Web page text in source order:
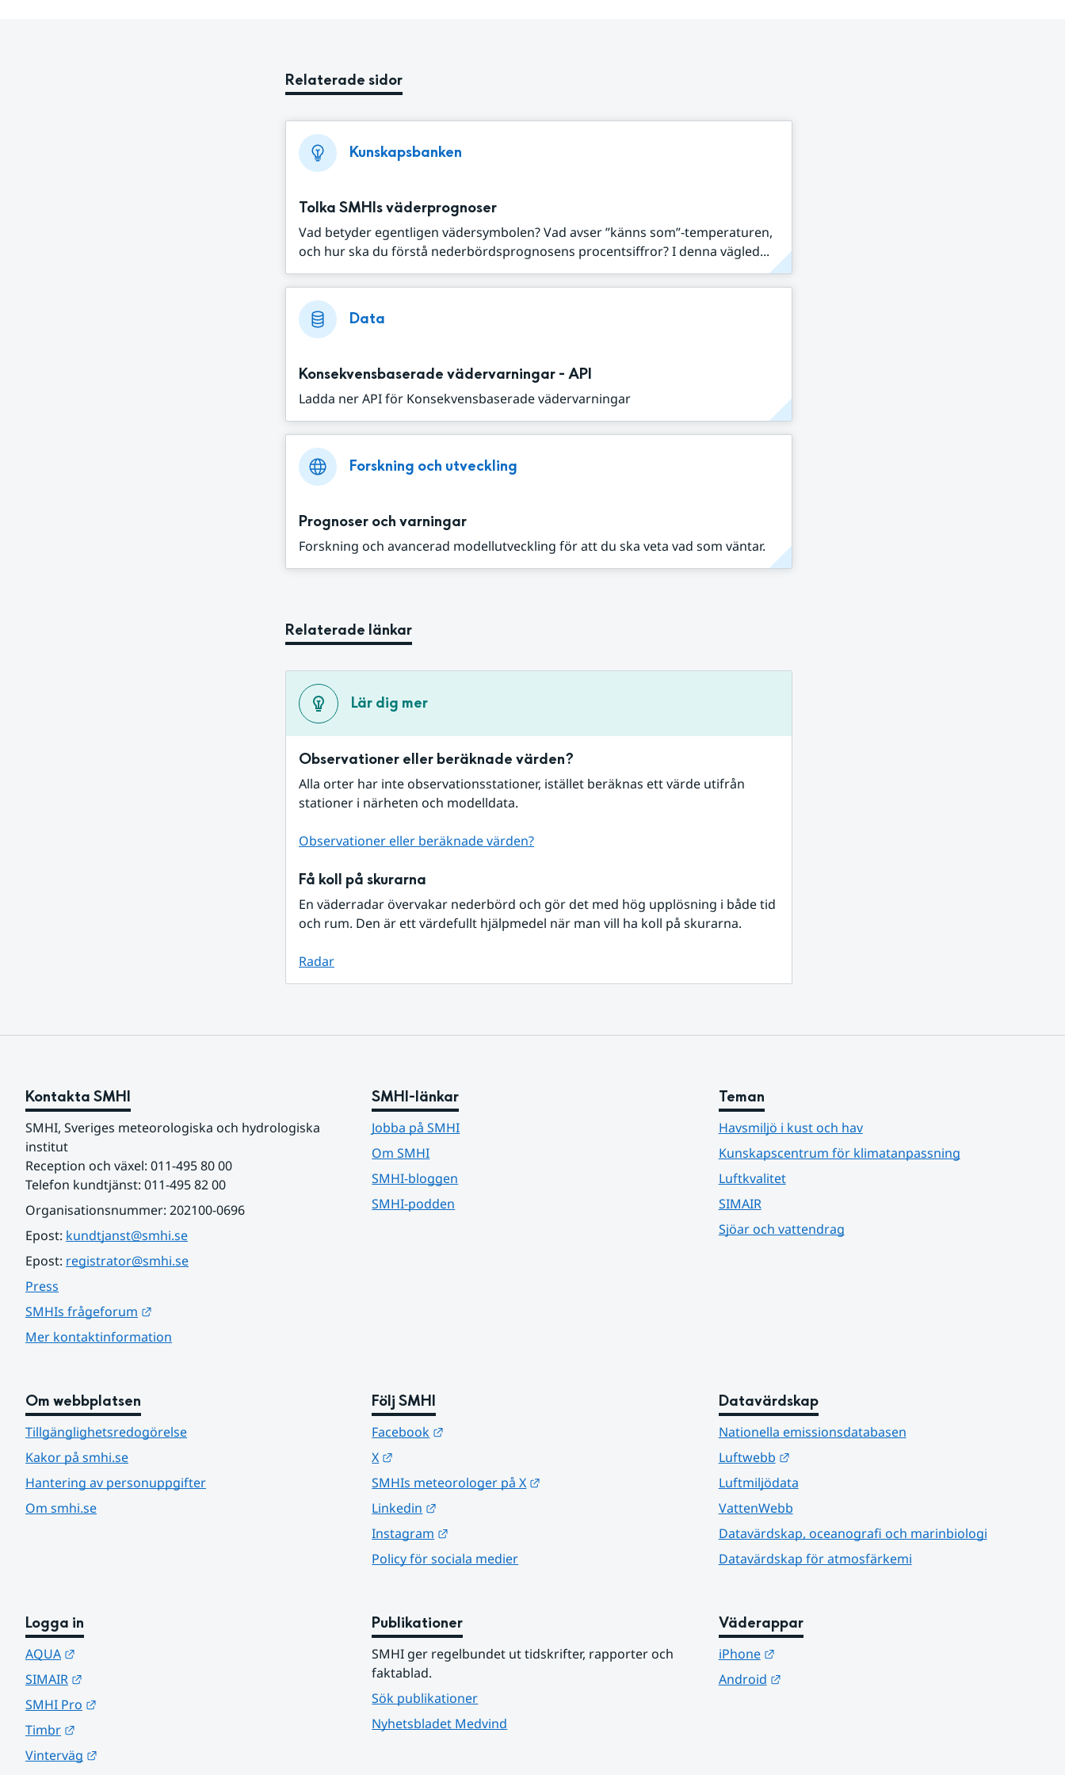
Relaterade sidor
Kunskapsbanken
Tolka SMHIs väderprognoser
Vad betyder egentligen vädersymbolen? Vad avser ”känns som”-temperaturen,
och hur ska du förstå nederbördsprognosens procentsiffror? I denna vägled...
Data
Konsekvensbaserade vädervarningar - API
Ladda ner API för Konsekvensbaserade vädervarningar
Forskning och utveckling
Prognoser och varningar
Forskning och avancerad modellutveckling för att du ska veta vad som väntar.
Relaterade länkar
Lär dig mer
Observationer eller beräknade värden?
Alla orter har inte observationsstationer, istället beräknas ett värde utifrån
stationer i närheten och modelldata.
Observationer eller beräknade värden?
Få koll på skurarna
En väderradar övervakar nederbörd och gör det med hög upplösning i både tid
och rum. Den är ett värdefullt hjälpmedel när man vill ha koll på skurarna.
Radar
Kontakta SMHI
SMHI, Sveriges meteorologiska och hydrologiska
institut
Reception och växel: 011-495 80 00
Telefon kundtjänst: 011-495 82 00
Organisationsnummer: 202100-0696
Epost: kundtjanst@smhi.se
Epost: registrator@smhi.se
Press
SMHIs frågeforum
Mer kontaktinformation
SMHI-länkar
Jobba på SMHI
Om SMHI
SMHI-bloggen
SMHI-podden
Teman
Havsmiljö i kust och hav
Kunskapscentrum för klimatanpassning
Luftkvalitet
SIMAIR
Sjöar och vattendrag
Om webbplatsen
Tillgänglighetsredogörelse
Kakor på smhi.se
Hantering av personuppgifter
Om smhi.se
Följ SMHI
Facebook
X
SMHIs meteorologer på X
Linkedin
Instagram
Policy för sociala medier
Datavärdskap
Nationella emissionsdatabasen
Luftwebb
Länk till annan webbplats.
Luftmiljödata
VattenWebb
Datavärdskap, oceanografi och marinbiologi
Datavärdskap för atmosfärkemi
Logga in
AQUA
SIMAIR
SMHI Pro
Timbr
Vinterväg
Publikationer
SMHI ger regelbundet ut tidskrifter, rapporter och
faktablad.
Sök publikationer
Nyhetsbladet Medvind
Väderappar
iPhone
Länk till annan webbplats.
Android
Länk till annan webbplats.